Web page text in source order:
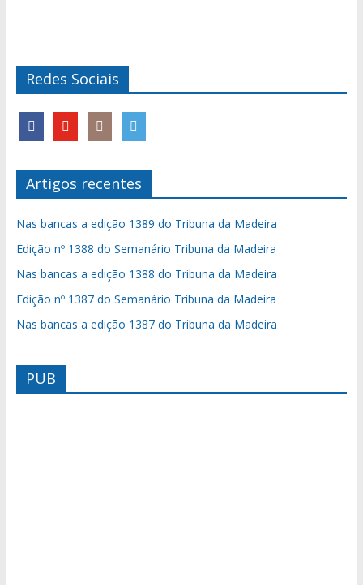
Redes Sociais
Artigos recentes
Nas bancas a edição 1389 do Tribuna da Madeira
Edição nº 1388 do Semanário Tribuna da Madeira
Nas bancas a edição 1388 do Tribuna da Madeira
Edição nº 1387 do Semanário Tribuna da Madeira
Nas bancas a edição 1387 do Tribuna da Madeira
PUB